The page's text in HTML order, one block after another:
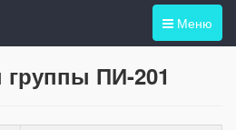
Меню
ПИ-201